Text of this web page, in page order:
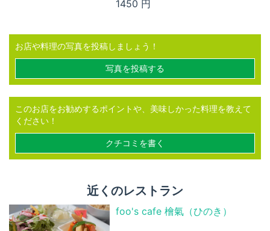
1450 円
お店や料理の写真を投稿しましょう！
写真を投稿する
このお店をお勧めするポイントや、美味しかった料理を教えて
ください！
クチコミを書く
近くのレストラン
foo's cafe 檜氣（ひのき）